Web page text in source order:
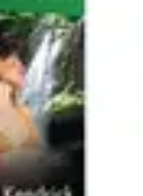
WakacjeRodzinne